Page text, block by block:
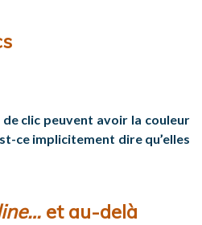
clic peuvent avoir la couleur
ce implicitement dire qu’elles
et au-delà